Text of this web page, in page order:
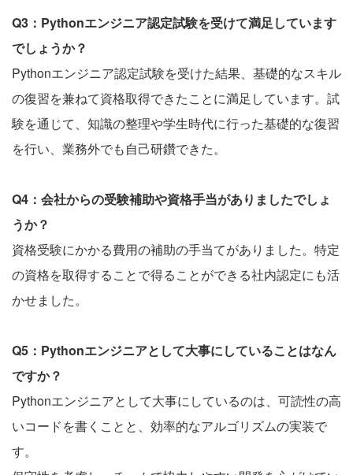
Q3：Pythonエンジニア認定試験を受けて満足しています
でしょうか？
Pythonエンジニア認定試験を受けた結果、基礎的なスキル
の復習を兼ねて資格取得できたことに満足しています。試
験を通じて、知識の整理や学生時代に行った基礎的な復習
を行い、業務外でも自己研鑽できた。
Q4：会社からの受験補助や資格手当がありましたでしょ
うか？
資格受験にかかる費用の補助の手当てがありました。特定
の資格を取得することで得ることができる社内認定にも活
かせました。
Q5：Pythonエンジニアとして大事にしていることはなん
ですか？
Pythonエンジニアとして大事にしているのは、可読性の高
いコードを書くことと、効率的なアルゴリズムの実装で
す。